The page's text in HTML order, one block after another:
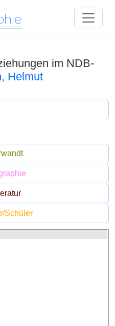
im NDB-
Helmut
Schüler